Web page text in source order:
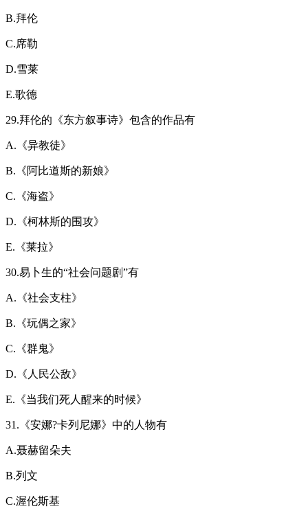
B.拜伦
C.席勒
D.雪莱
E.歌德
29.拜伦的《东方叙事诗》包含的作品有
A.《异教徒》
B.《阿比道斯的新娘》
C.《海盗》
D.《柯林斯的围攻》
E.《莱拉》
30.易卜生的“社会问题剧”有
A.《社会支柱》
B.《玩偶之家》
C.《群鬼》
D.《人民公敌》
E.《当我们死人醒来的时候》
31.《安娜?卡列尼娜》中的人物有
A.聂赫留朵夫
B.列文
C.渥伦斯基